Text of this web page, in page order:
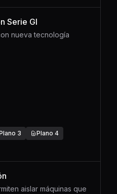
Serie GI
nueva tecnología
3 Plano 4
aislar máquinas que